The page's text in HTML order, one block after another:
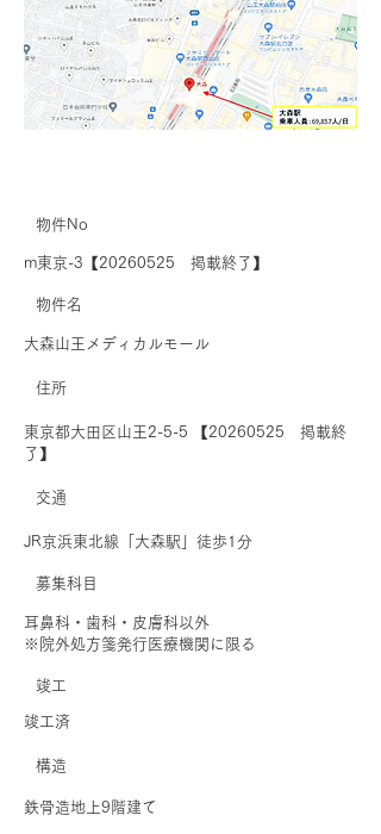
物件No
m東京-3【20260525 掲載終了】
​物件名
大森山王メディカルモール
住所
東京都大田区山王2-5-5 【20260525 掲載終
了】
交通
JR京浜東北線「大森駅」徒歩1分
募集科目
耳鼻科・歯科・皮膚科以外
※院外処方箋発行医療機関に限る
​竣工
竣工済
​構造
鉄骨造地上9階建て